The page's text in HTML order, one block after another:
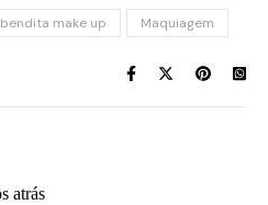
bendita make up Maquiagem